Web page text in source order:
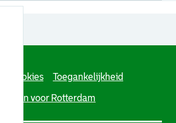
Cookies Toegankelijkheid
Werken voor Rotterdam